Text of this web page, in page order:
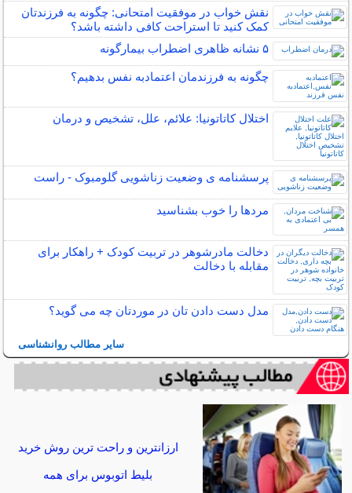
نقش خواب در موفقیت امتحانی: چگونه به فرزندتان
کمک کنید تا استراحت کافی داشته باشد؟
۵ نشانه‌ ظاهری اضطراب بیمارگونه
چگونه به فرزندمان اعتمادبه نفس بدهیم؟
اختلال کاتاتونیا: علائم، علل، تشخیص و درمان
پرسشنامه ی وضعیت زناشویی گلومبوک - راست
مردها را خوب بشناسید
دخالت مادرشوهر در تربیت کودک + راهکار برای
مقابله با دخالت
مدل دست دادن تان در موردتان چه می گوید؟
سایر مطالب روانشناسی
ارزانترین و راحت ترین روش خرید
بلیط اتوبوس برای همه